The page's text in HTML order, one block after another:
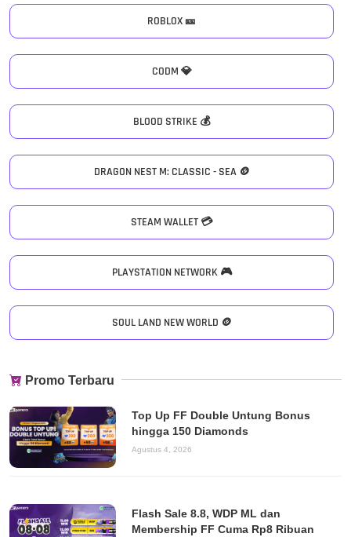
ROBLOX 🎫
CODM 💎
BLOOD STRIKE 💰
DRAGON NEST M: CLASSIC - SEA 🪙
STEAM WALLET 💳
PLAYSTATION NETWORK 🎮
SOUL LAND NEW WORLD 🪙
Promo Terbaru
Top Up FF Double Untung Bonus
hingga 150 Diamonds
Agustus 4, 2026
Flash Sale 8.8, WDP ML dan
Membership FF Cuma Rp8 Ribuan